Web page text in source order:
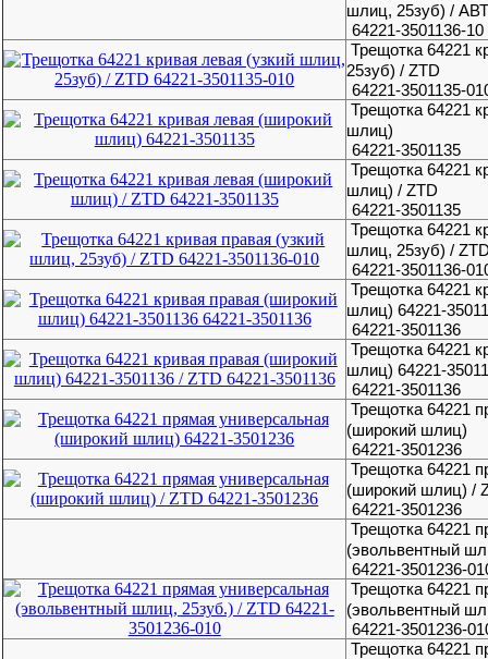
шлиц, 25зуб) /
64221-3501136-10
Трещотка 64221
25зуб) / ZTD
64221-3501135-
Трещотка 64221
шлиц)
64221-3501135
Трещотка 64221
шлиц) / ZTD
64221-3501135
Трещотка 64221
шлиц, 25зуб) /
64221-3501136-
Трещотка 64221
шлиц) 64221-
64221-3501136
Трещотка 64221
шлиц) 64221-
64221-3501136
Трещотка 64221
(широкий шлиц)
64221-3501236
Трещотка 64221
(широкий шлиц) /
64221-3501236
Трещотка 64221
(эвольвентный
64221-3501236-
Трещотка 64221
(эвольвентный
64221-3501236-
Трещотка 64221